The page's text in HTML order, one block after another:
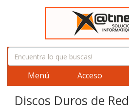
Menú Acceso
Discos Duros de